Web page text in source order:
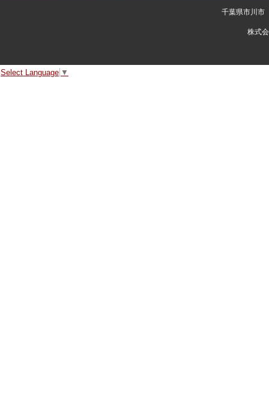
千葉県市川市
株式
Select Language ▼